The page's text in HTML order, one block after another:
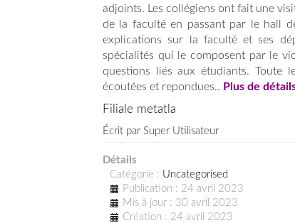
adjoints. Les collégiens ont fait une
de la faculté en passant par le hall
explications sur la faculté et ses
spécialités qui le composent par le
questions liés aux étudiants. Toute
écoutées et repondues.. Plus de
Filiale metatla
Écrit par Super Utilisateur
Détails
Catégorie : Uncategorised
Publication : 24 avril 2023
Mis à jour : 30 avril 2023
Création : 24 avril 2023